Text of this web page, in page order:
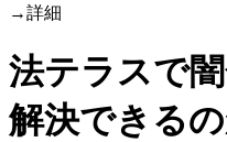
→詳細
法テラスで
解決できる